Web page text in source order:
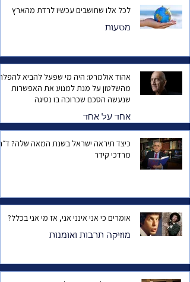
לכל אלו שחושבים עכשיו לרדת מהארץ
מסעות
אהוד אולמרט: היה מי שפעל להביא
מהשלטון על מנת למנוע את האפשרות
שנעשה הסכם שכרוכה בו נסיגה
אחד על אחד
כיצד תיראה ישראל בשנת המאה
מרדכי קידר
אומרים כי אני אינני אני, אז מי אני בכלל?
מוזיקה תרבות ואומנות